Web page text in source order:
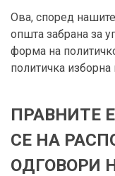
Ова, според
општа забрана за
форма на
политичка
ПРАВНИТЕ
СЕ НА
ОДГОВОРИ